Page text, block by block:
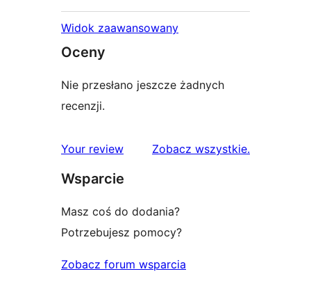
Widok zaawansowany
Oceny
Nie przesłano jeszcze żadnych
recenzji.
Your review Zobacz wszystkierecenzje
.
Wsparcie
Masz coś do dodania?
Potrzebujesz pomocy?
Zobacz forum wsparcia